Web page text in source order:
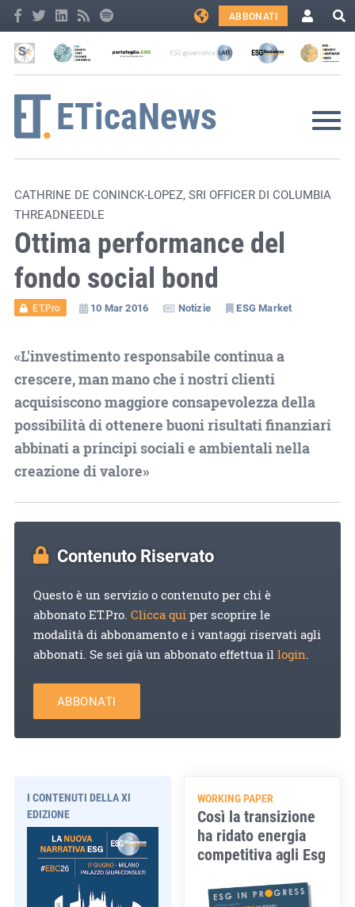
ABBONATI
CATHRINE DE CONINCK-LOPEZ, SRI OFFICER DI COLUMBIA
THREADNEEDLE
Ottima performance del
fondo social bond
ET.Pro 10 Mar 2016 Notizie ESG Market
«L'investimento responsabile continua a
crescere, man mano che i nostri clienti
acquisiscono maggiore consapevolezza della
possibilità di ottenere buoni risultati finanziari
abbinati a principi sociali e ambientali nella
creazione di valore»
Contenuto Riservato
Questo è un servizio o contenuto per chi è
abbonato ET.Pro. Clicca quiper scoprire le
modalità di abbonamento e i vantaggi riservati agli
abbonati. Se sei già un abbonato effettua illogin.
ABBONATI
I CONTENUTI DELLA XI
EDIZIONE
WORKING PAPER
Così la transizione
ha ridato energia
competitiva agli Esg